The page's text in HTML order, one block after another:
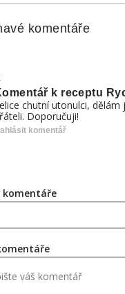
komentáře
k receptu
chutní utonulci, dělám
Doporučuji!
komentář
komentáře